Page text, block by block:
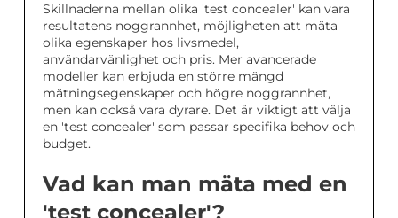
Skillnaderna mellan olika 'test concealer' kan vara
resultatens noggrannhet, möjligheten att mäta
olika egenskaper hos livsmedel,
användarvänlighet och pris. Mer avancerade
modeller kan erbjuda en större mängd
mätningsegenskaper och högre noggrannhet,
men kan också vara dyrare. Det är viktigt att välja
en 'test concealer' som passar specifika behov och
budget.
Vad kan man mäta med en
'test concealer'?